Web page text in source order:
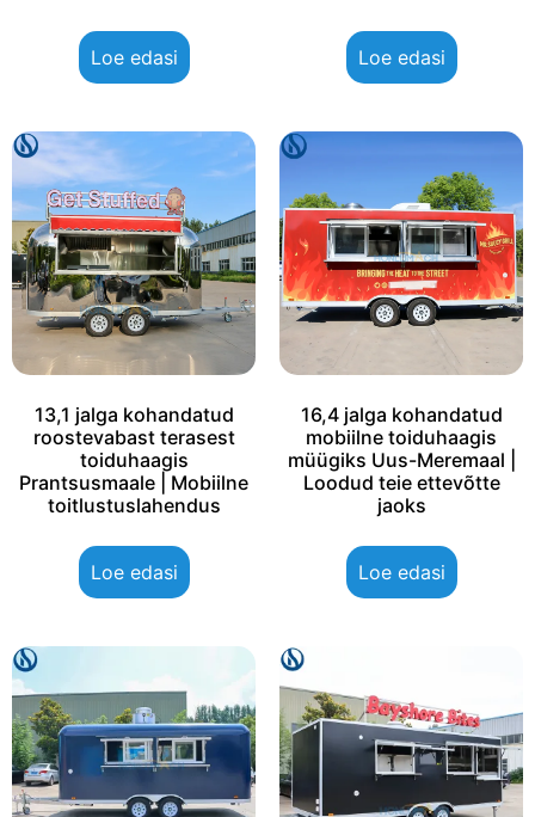
Loe edasi Loe edasi
13,1 jalga kohandatud
roostevabast terasest
toiduhaagis
Prantsusmaale | Mobiilne
toitlustuslahendus
Loe edasi
16,4 jalga kohandatud
mobiilne toiduhaagis
müügiks Uus-Meremaal |
Loodud teie ettevõtte
jaoks
Loe edasi